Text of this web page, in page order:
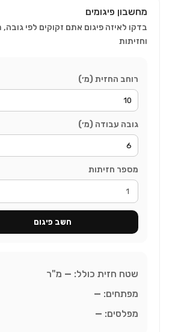
מחשבון פיגומים
בדקו לאיזה פיגום אתם זקוקים לפי גובה,
וחזיתות
רוחב החזית (מ׳)
גובה עבודה (מ׳)
מספר חזיתות
חשב פיגום
שטח חזית כולל: — מ"ר
מפתחים: —
מפלסים: —